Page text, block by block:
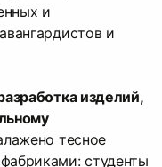
и
и
изделий,
тесное
студенты